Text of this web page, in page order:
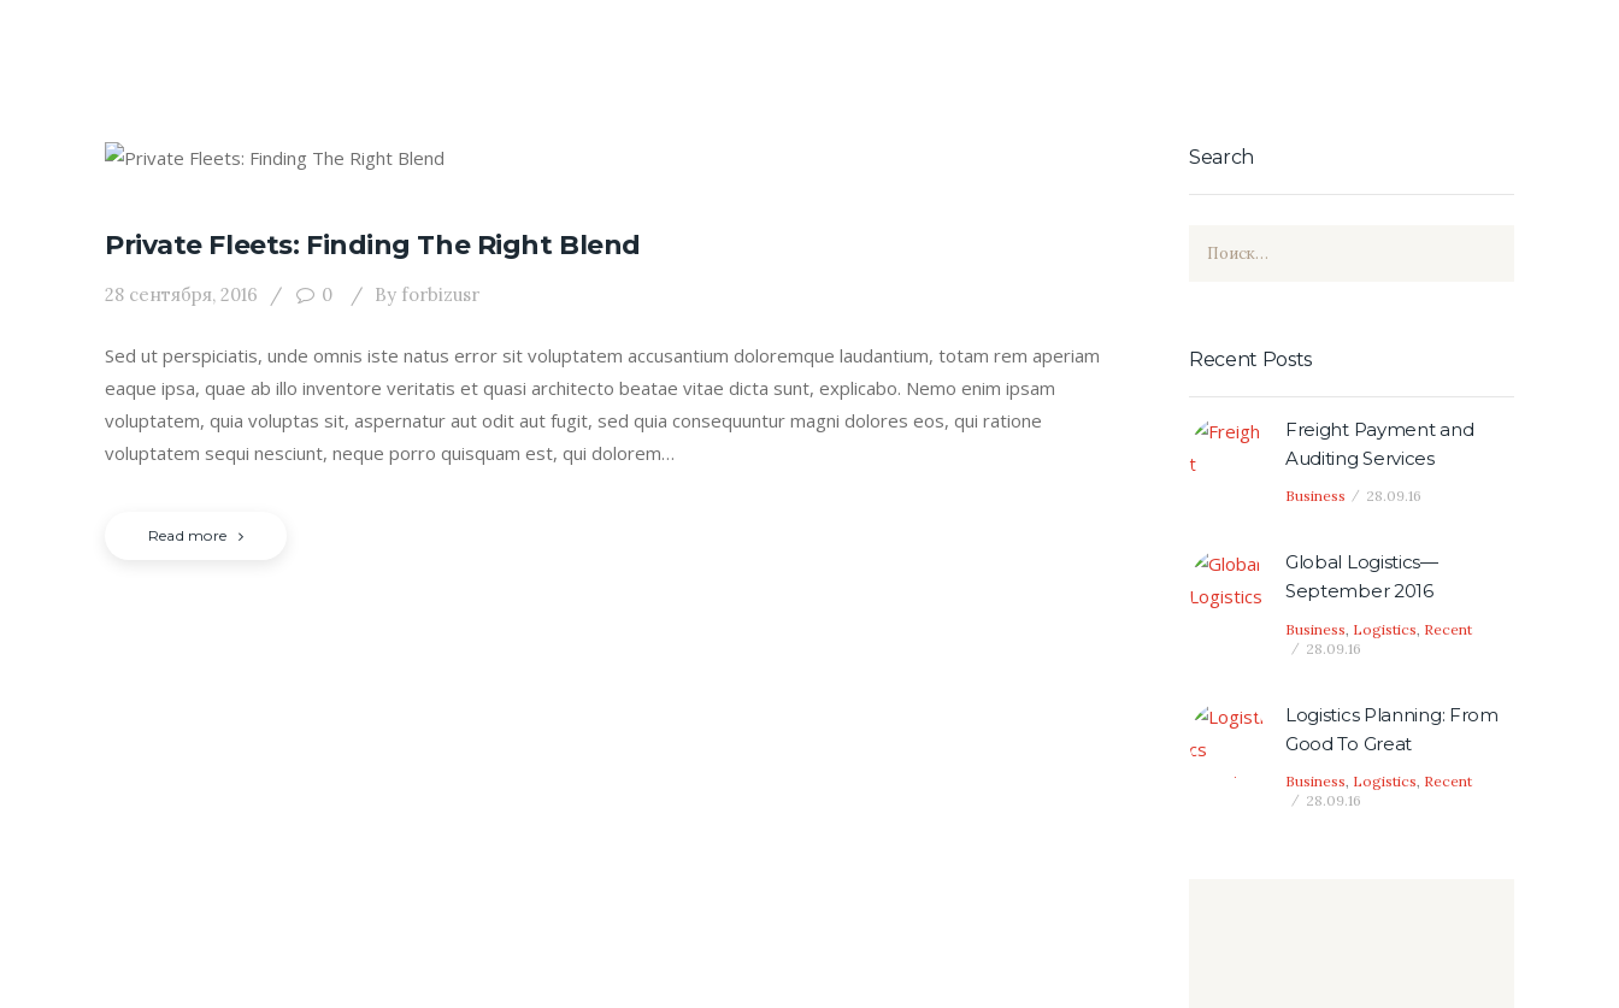
Private Fleets: Finding The Right Blend
28 сентября, 2016 0 By forbizusr
Sed ut perspiciatis, unde omnis iste natus error sit voluptatem accusantium doloremque laudantium, totam rem aperiam
eaque ipsa, quae ab illo inventore veritatis et quasi architecto beatae vitae dicta sunt, explicabo. Nemo enim ipsam
voluptatem, quia voluptas sit, aspernatur aut odit aut fugit, sed quia consequuntur magni dolores eos, qui ratione
voluptatem sequi nesciunt, neque porro quisquam est, qui dolorem…
Read more
Search
Найти:
Recent Posts
Freight Payment and
Auditing Services
Business 28.09.16
Global Logistics—
September 2016
Business Logistics Recent
28.09.16
Logistics Planning: From
Good To Great
Business, Logistics, Recent
28.09.16